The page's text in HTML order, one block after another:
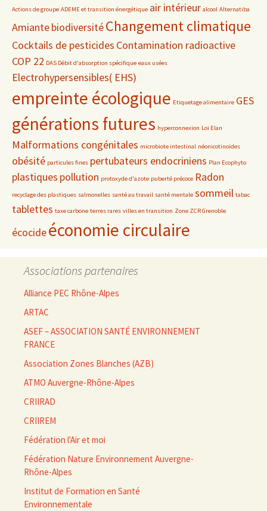
Actions de groupe ADEME et transition énergétique air intérieur alcool Alternatiba
AmiantebiodiversitéChangement climatique
Cocktails de pesticides Contamination radioactive
COP 22 DAS Débit d'absorption spécifique eaux usées
Electrohypersensibles( EHS)
empreinte écologique Etiquetage alimentaire GES
générations futures hyperconnexion Loi Elan
Malformations congénitales microbiote intestinal néonicotinoïdes
obésité particules fines pertubateurs endocriniens Plan Ecophyto
plastiques pollution protoxyde d'azote puberté précoce Radon
recyclage des plastiques salmonelles santé au travail santé mentale sommeil tabac
tablettes taxe carbone terres rares villes en transition Zone ZCR Grenoble
écocideéconomie circulaire
Associations partenaires
Alliance PEC Rhône-Alpes
ARTAC
ASEF – ASSOCIATION SANTÉ ENVIRONNEMENT
FRANCE
Association Zones Blanches (AZB)
ATMO Auvergne-Rhône-Alpes
CRIIRAD
CRIIREM
Fédération l'Air et moi
Fédération Nature Environnement Auvergne-
Rhône-Alpes
Institut de Formation en Santé
Environnementale